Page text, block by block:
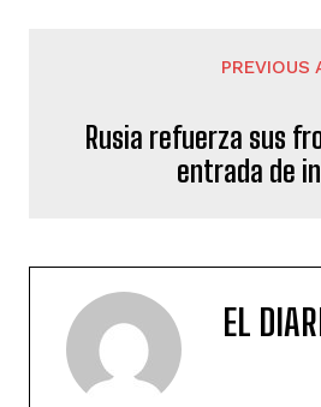
PREVIOUS
Rusia refuerza sus
entrada de
EL